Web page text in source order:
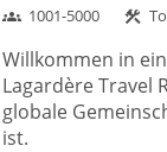
groups 1001-5000 construction
Willkommen in
Lagardère Travel
globale
ist.